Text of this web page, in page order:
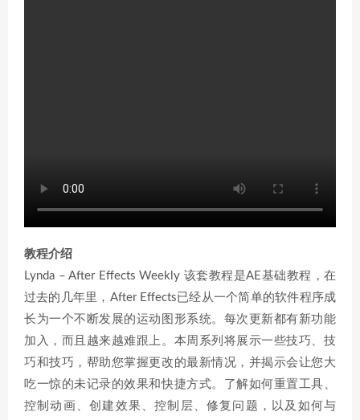
教程介绍
Lynda – After Effects Weekly 该套教程是AE基础教程，在
过去的几年里，After Effects已经从一个简单的软件程序成
长为一个不断发展的运动图形系统。每次更新都有新功能
加入，而且越来越难跟上。本周系列将展示一些技巧、技
巧和技巧，帮助您掌握更改的最新情况，并揭示会让您大
吃一惊的未记录的效果和快捷方式。了解如何重置工具、
控制动画、创建效果、控制层、修复问题，以及如何与